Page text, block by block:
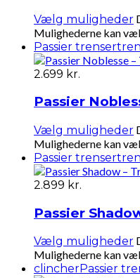
Vælg muligheder
Mulighederne kan
Passier trenser
2.699 kr.
Passier
Vælg muligheder
Mulighederne kan
Passier trenser
2.899 kr.
Passier
Vælg muligheder
Mulighederne kan
clincherPassier